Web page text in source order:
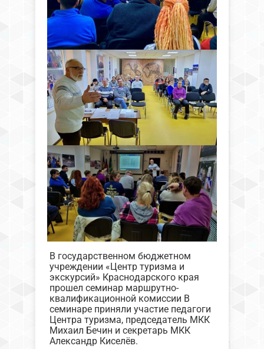
В государственном бюджетном
учреждении «Центр туризма и
экскурсий» Краснодарского края
прошел семинар маршрутно-
квалификационной комиссии В
семинаре приняли участие педагоги
Центра туризма, председатель МКК
Михаил Бечин и секретарь МКК
Александр Киселёв.